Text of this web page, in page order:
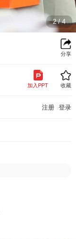
2/4
分享
加入PPT 收藏
注册 登录